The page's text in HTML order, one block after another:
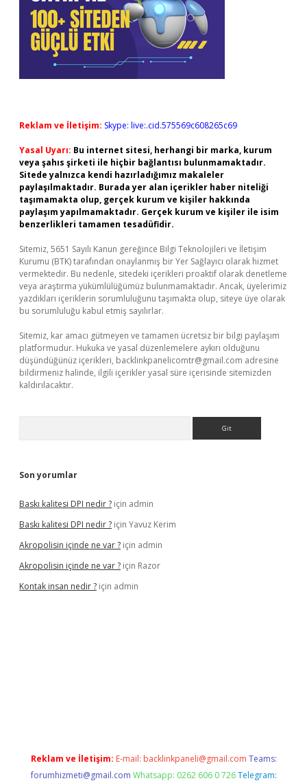
Reklam ve İletişim: Skype: live:.cid.575569c608265c69
Yasal Uyarı: Bu internet sitesi, herhangi bir marka, kurum
veya şahıs şirketi ile hiçbir bağlantısı bulunmamaktadır.
Sitede yalnızca kendi hazırladığımız makaleler
paylaşılmaktadır. Burada yer alan içerikler haber niteliği
taşımamakta olup, gerçek kurum ve kişiler hakkında
paylaşım yapılmamaktadır. Gerçek kurum ve kişiler ile isim
benzerlikleri tamamen tesadüfidir.
Sitemiz, 5651 Sayılı Kanun gereğince Bilgi Teknolojileri ve İletişim
Kurumu (BTK) tarafından onaylanmış bir Yer Sağlayıcı olarak hizmet
vermektedir. Bu nedenle, sitedeki içerikleri proaktif olarak denetleme
veya araştırma yükümlülüğümüz bulunmamaktadır. Ancak, üyelerimiz
yazdıkları içeriklerin sorumluluğunu taşımakta olup, siteye üye olarak
bu sorumluluğu kabul etmiş sayılırlar.
Sitemiz, kar amacı gütmeyen ve tamamen ücretsiz bir bilgi paylaşım
platformudur. Hukuka ve yasal düzenlemelere aykırı olduğunu
düşündüğünüz içerikleri, backlinkpanelicomtr@gmail.com adresine
bildirmeniz halinde, ilgili içerikler yasal süre içerisinde sitemizden
kaldırılacaktır.
Son yorumlar
Baskı kalitesi DPI nedir ? için admin
Baskı kalitesi DPI nedir ? için Yavuz Kerim
Akropolisin içinde ne var ? için admin
Akropolisin içinde ne var ? için Razor
Kontak insan nedir ? için admin
Reklam ve İletişim: E-mail: backlinkpaneli@gmail.com Teams:
forumhizmeti@gmail.com Whatsapp: 0262 606 0 726 Telegram: